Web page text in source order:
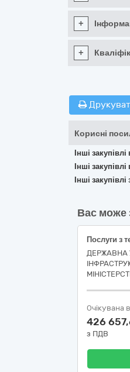
+
+
Корисні
Інші закупівлі
Інші
Інші
Вас може
ДЕРЖАВНА
Очікувана
426
з ПДВ